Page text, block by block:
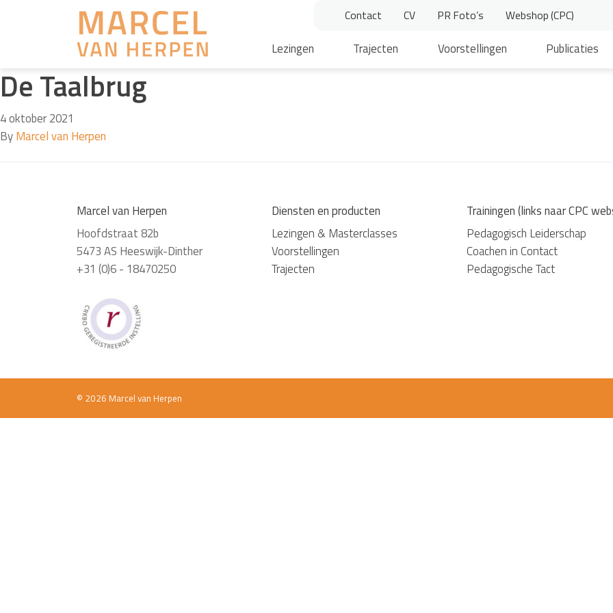
Contact CV PR Foto’s Webshop (CPC)
Lezingen Trajecten Voorstellingen Publicaties
De Taalbrug
4 oktober 2021
ByMarcel van Herpen
Marcel van Herpen
Hoofdstraat 82b
5473 AS Heeswijk-Dinther
+31 (0)6 - 18470250
Diensten en producten
Lezingen & Masterclasses
Voorstellingen
Trajecten
Trainingen (links naar CPC
Pedagogisch Leiderschap
Coachen in Contact
Pedagogische Tact
© 2026 Marcel van Herpen